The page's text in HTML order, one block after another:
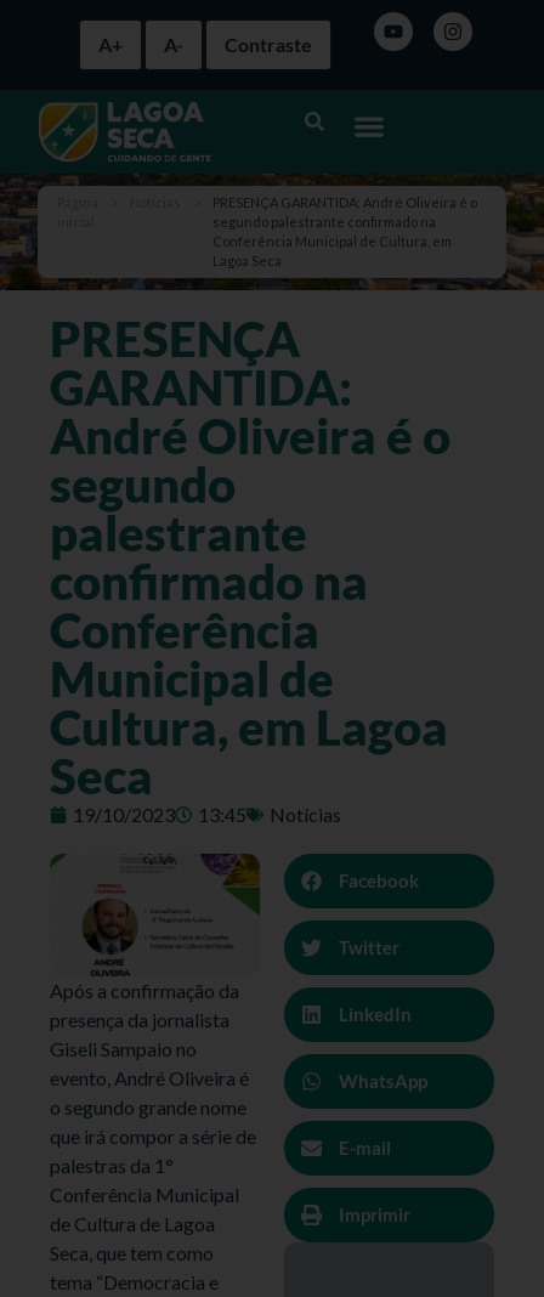
A+ A- Contraste
PRESENÇA GARANTIDA: André Oliveira é o
segundo palestrante confirmado na
Conferência Municipal de Cultura, em
Lagoa Seca
PRESENÇA
GARANTIDA:
André Oliveira é o
segundo
palestrante
confirmado na
Conferência
Municipal de
Cultura, em Lagoa
Seca
19/10/2023 13:45 Notícias
Após a confirmação da
presença da jornalista
Giseli Sampaio no
evento, André Oliveira é
o segundo grande nome
que irá compor a série de
palestras da 1°
Conferência Municipal
de Cultura de Lagoa
Seca, que tem como
tema “Democracia e
Facebook
Twitter
LinkedIn
WhatsApp
E-mail
Imprimir